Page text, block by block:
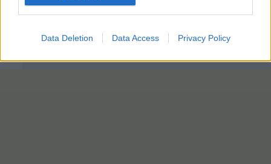
Data Deletion Data Access Privacy Policy